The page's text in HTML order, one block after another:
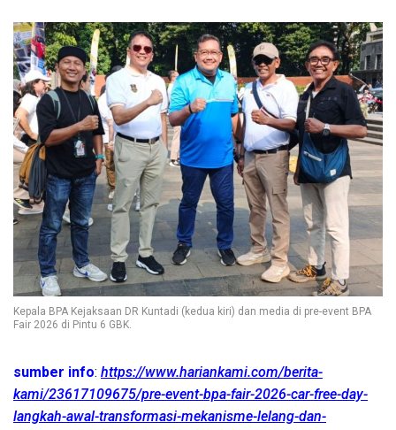
Kepala BPA Kejaksaan DR Kuntadi (kedua kiri) dan media di pre-event BPA
Fair 2026 di Pintu 6 GBK.
sumber info: https://www.hariankami.com/berita-
kami/23617109675/pre-event-bpa-fair-2026-car-free-day-
langkah-awal-transformasi-mekanisme-lelang-dan-